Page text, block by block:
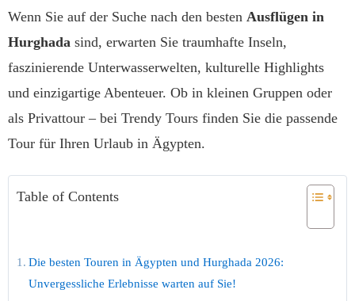
Wenn Sie auf der Suche nach den besten Ausflügen in
Hurghada sind, erwarten Sie traumhafte Inseln,
faszinierende Unterwasserwelten, kulturelle Highlights
und einzigartige Abenteuer. Ob in kleinen Gruppen oder
als Privattour – bei Trendy Tours finden Sie die passende
Tour für Ihren Urlaub in Ägypten.
Table of Contents
Die besten Touren in Ägypten und Hurghada 2026:
Unvergessliche Erlebnisse warten auf Sie!